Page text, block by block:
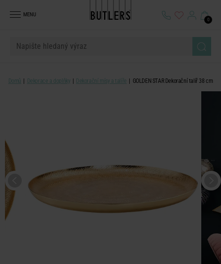
MENU
0
Domů Dekorace a doplňky Dekorační mísy a talíře GOLDEN STAR Dekorační talíř 38 cm